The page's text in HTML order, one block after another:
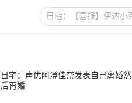
日宅：声优阿澄佳奈发表自己离婚然
后再婚